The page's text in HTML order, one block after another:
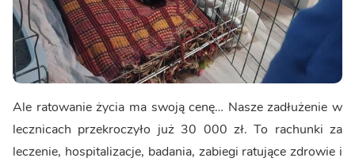
Ale ratowanie życia ma swoją cenę… Nasze zadłużenie w
lecznicach przekroczyło już 30 000 zł. To rachunki za
leczenie, hospitalizacje, badania, zabiegi ratujące zdrowie i